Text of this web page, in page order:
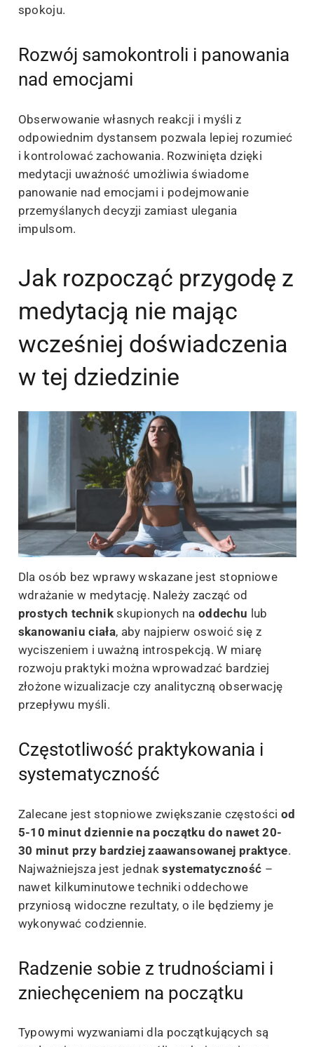
spokoju.
Rozwój samokontroli i panowania
nad emocjami
Obserwowanie własnych reakcji i myśli z
odpowiednim dystansem pozwala lepiej rozumieć
i kontrolować zachowania. Rozwinięta dzięki
medytacji uważność umożliwia świadome
panowanie nad emocjami i podejmowanie
przemyślanych decyzji zamiast ulegania
impulsom.
Jak rozpocząć przygodę z
medytacją nie mając
wcześniej doświadczenia
w tej dziedzinie
Dla osób bez wprawy wskazane jest stopniowe
wdrażanie w medytację. Należy zacząć od
prostych technikskupionych naoddechu lub
skanowaniu ciała, aby najpierw oswoić się z
wyciszeniem i uważną introspekcją. W miarę
rozwoju praktyki można wprowadzać bardziej
złożone wizualizacje czy analityczną obserwację
przepływu myśli.
Częstotliwość praktykowania i
systematyczność
Zalecane jest stopniowe zwiększanie częstościod
5-10 minut dziennie na początku do nawet 20-
30 minut przy bardziej zaawansowanej praktyce.
Najważniejsza jest jednaksystematyczność –
nawet kilkuminutowe techniki oddechowe
przyniosą widoczne rezultaty, o ile będziemy je
wykonywać codziennie.
Radzenie sobie z trudnościami i
zniechęceniem na początku
Typowymi wyzwaniami dla początkujących są